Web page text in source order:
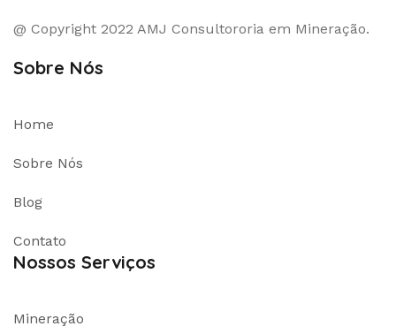
@ Copyright 2022 AMJ Consultororia em Mineração.
Sobre Nós
Home
Sobre Nós
Blog
Contato
Nossos Serviços
Mineração